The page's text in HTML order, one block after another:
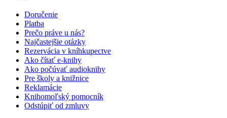
Doručenie
Platba
Prečo práve u nás?
Najčastejšie otázky
Rezervácia v kníhkupectve
Ako čítať e-knihy
Ako počúvať audioknihy
Pre školy a knižnice
Reklamácie
Knihomoľský pomocník
Odstúpiť od zmluvy